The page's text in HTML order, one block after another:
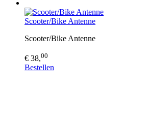
Scooter/Bike Antenne
Scooter/Bike Antenne
€ 38,00
Bestellen